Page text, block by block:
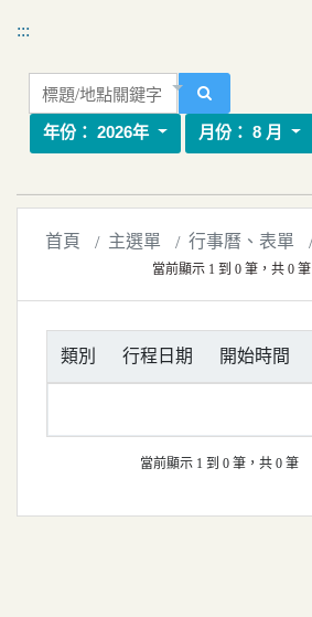
移到主要內容
國立嘉義大學校園行事曆
:::
標題/地點關鍵字
年份： 2026年 月份： 8 月
首頁 主選單 行事曆、表單
當前顯示 1 到 0 筆，共 0 筆
類別 行程日期 開始時間
當前顯示 1 到 0 筆，共 0 筆